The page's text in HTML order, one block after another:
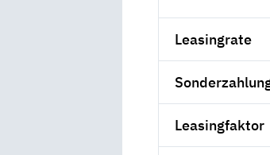
Leasingrate
Leasingfaktor